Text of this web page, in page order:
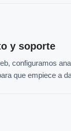
y soporte
configuramos
que empiece a